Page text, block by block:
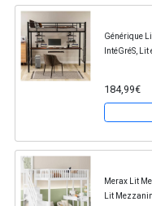
Générique
IntéGréS,
184,99€
Merax Lit
Lit